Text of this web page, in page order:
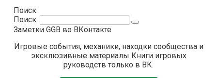
Поиск
Поиск:
Заметки GGB во ВКонтакте
Игровые события, механики, находки сообщества и
эксклюзивные материалы Книги игровых
руководств только в ВК.